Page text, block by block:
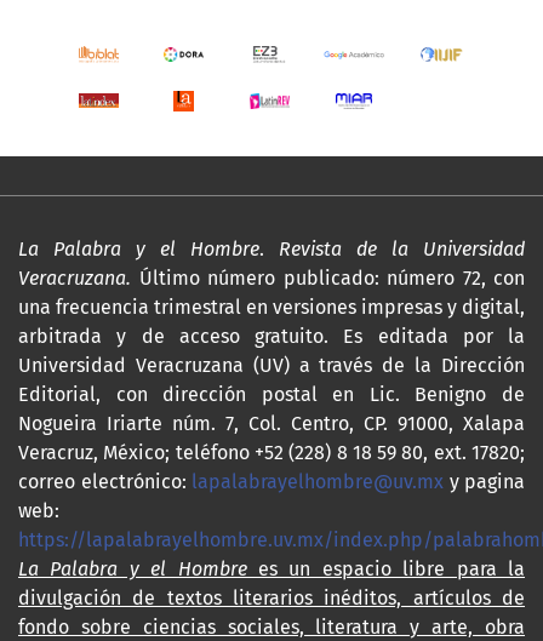
La Palabra y el Hombre. Revista de la Universidad
Veracruzana. Último número publicado: número 72, con
una frecuencia trimestral en versiones impresas y digital,
arbitrada y de acceso gratuito. Es editada por la
Universidad Veracruzana (UV) a través de la Dirección
Editorial, con dirección postal en Lic. Benigno de
Nogueira Iriarte núm. 7, Col. Centro, CP. 91000, Xalapa
Veracruz, México; teléfono +52 (228) 8 18 59 80, ext. 17820;
correo electrónico: lapalabrayelhombre@uv.mx y pagina
web:
https://lapalabrayelhombre.uv.mx/index.php/
La Palabra y el Hombre es un espacio libre para la
divulgación de textos literarios inéditos, artículos de
fondo sobre ciencias sociales, literatura y arte, obra